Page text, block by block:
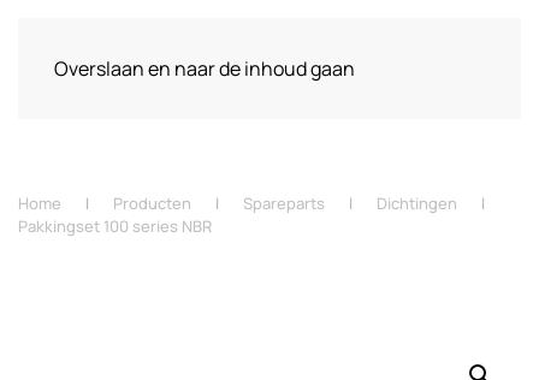
Overslaan en naar de inhoud gaan
Home Producten Spareparts
Dichtingen
Pakkingset 100 series NBR